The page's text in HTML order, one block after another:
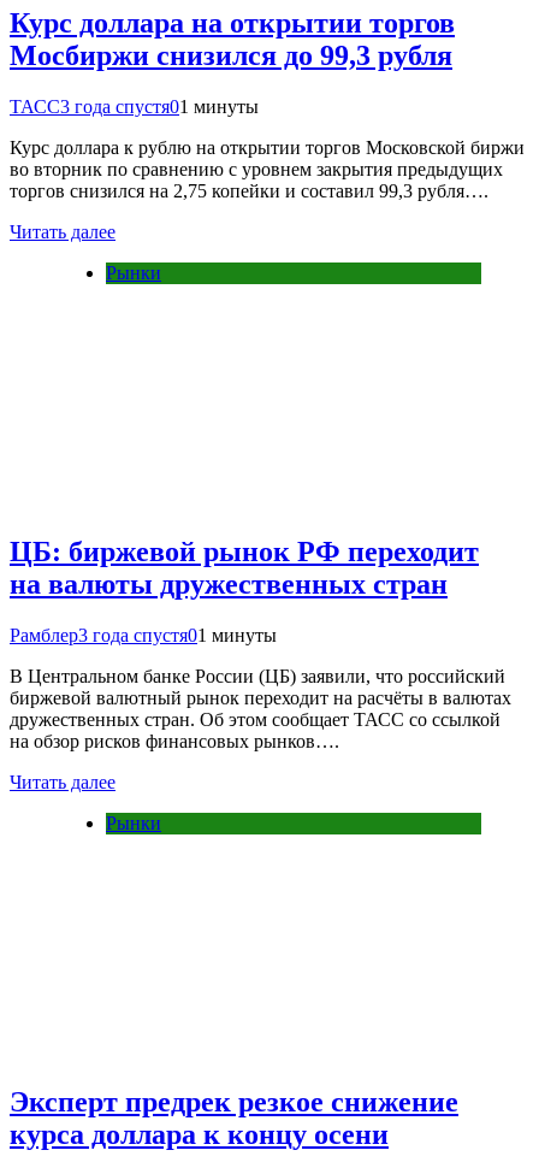
Курс доллара на открытии торгов
Мосбиржи снизился до 99,3 рубля
ТАСС3 года спустя01 минуты
Курс доллара к рублю на открытии торгов Московской биржи
во вторник по сравнению с уровнем закрытия предыдущих
торгов снизился на 2,75 копейки и составил 99,3 рубля….
Читать далее
Рынки
ЦБ: биржевой рынок РФ переходит
на валюты дружественных стран
Рамблер3 года спустя01 минуты
В Центральном банке России (ЦБ) заявили, что российский
биржевой валютный рынок переходит на расчёты в валютах
дружественных стран. Об этом сообщает ТАСС со ссылкой
на обзор рисков финансовых рынков….
Читать далее
Рынки
Эксперт предрек резкое снижение
курса доллара к концу осени